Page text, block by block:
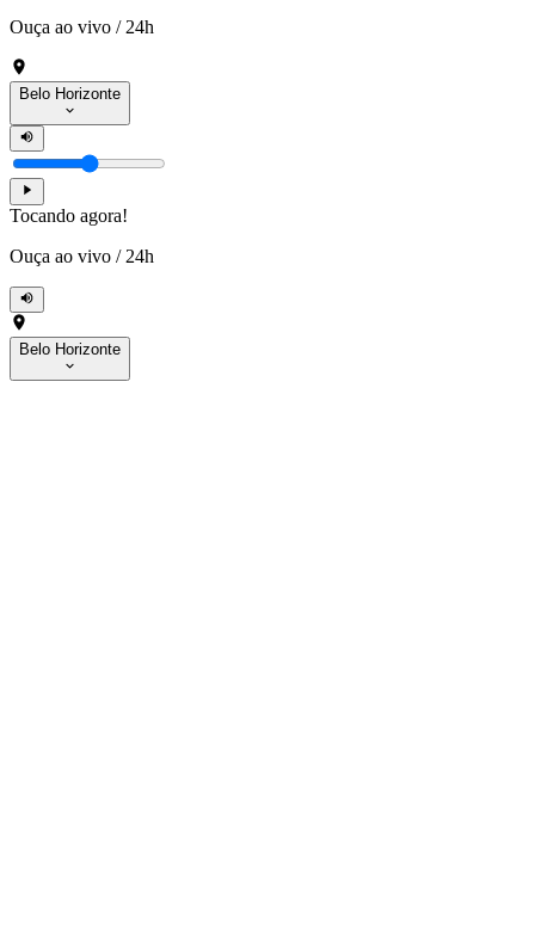
Ouça ao vivo / 24h
Belo Horizonte
Tocando agora!
Ouça ao vivo / 24h
Belo Horizonte